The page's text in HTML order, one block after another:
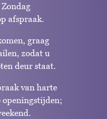
afspraak.
graag
zodat u
deur staat.
van harte
openingstijden;